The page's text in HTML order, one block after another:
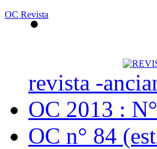
OC Revista
revista -
OC 2013 :
OC n° 84